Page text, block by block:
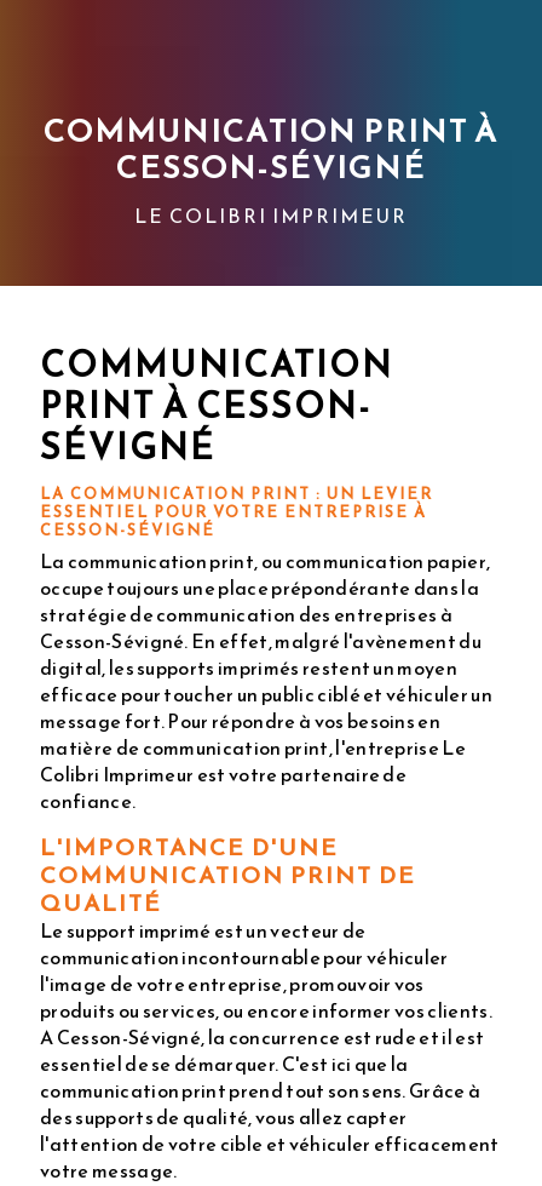
COMMUNICATION PRINT À
CESSON-SÉVIGNÉ
LE COLIBRI IMPRIMEUR
COMMUNICATION
PRINT À CESSON-
SÉVIGNÉ
LA COMMUNICATION PRINT : UN LEVIER
ESSENTIEL POUR VOTRE ENTREPRISE À
CESSON-SÉVIGNÉ
La communication print, ou communication papier,
occupe toujours une place prépondérante dans la
stratégie de communication des entreprises à
Cesson-Sévigné. En effet, malgré l'avènement du
digital, les supports imprimés restent un moyen
efficace pour toucher un public ciblé et véhiculer un
message fort. Pour répondre à vos besoins en
matière de communication print, l'entreprise Le
Colibri Imprimeur est votre partenaire de
confiance.
L'IMPORTANCE D'UNE
COMMUNICATION PRINT DE
QUALITÉ
Le support imprimé est un vecteur de
communication incontournable pour véhiculer
l'image de votre entreprise, promouvoir vos
produits ou services, ou encore informer vos clients.
A Cesson-Sévigné, la concurrence est rude et il est
essentiel de se démarquer. C'est ici que la
communication print prend tout son sens. Grâce à
des supports de qualité, vous allez capter
l'attention de votre cible et véhiculer efficacement
votre message.